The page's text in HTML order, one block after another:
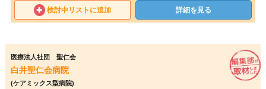
検討中リストに追加 詳細を見る
医療法人社団 聖仁会
白井聖仁会病院
(ケアミックス型病院)